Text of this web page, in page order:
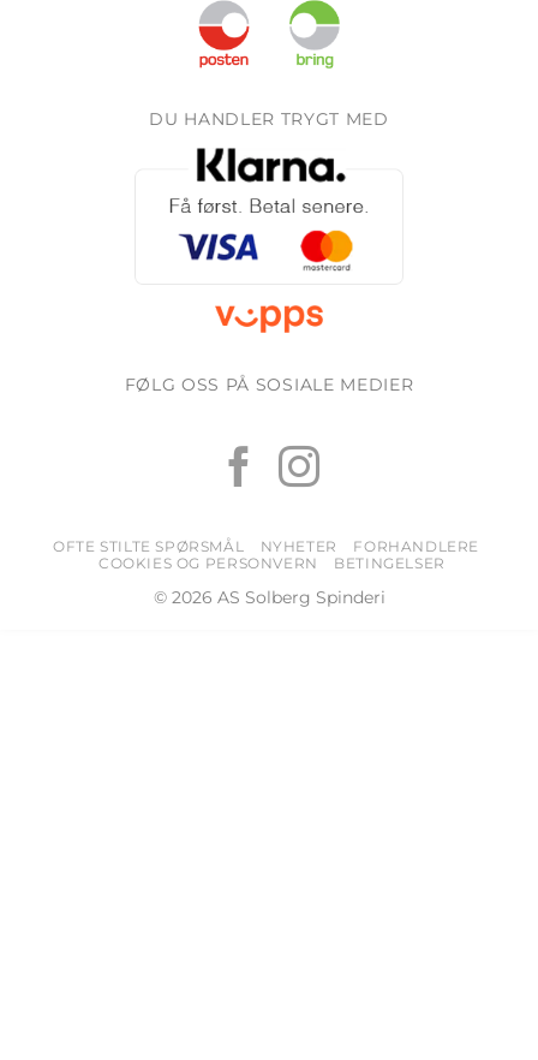
DU HANDLER TRYGT MED
FØLG OSS PÅ SOSIALE MEDIER
OFTE STILTE SPØRSMÅL NYHETER
FORHANDLERE
COOKIES OG PERSONVERN
BETINGELSER
© 2026 AS Solberg Spinderi